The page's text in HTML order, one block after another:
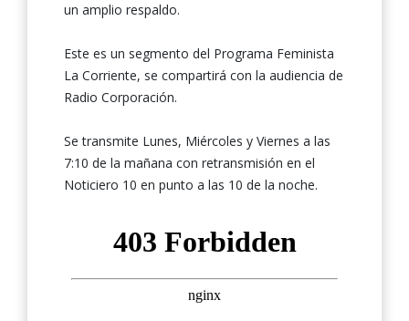
un amplio respaldo.
Este es un segmento del Programa Feminista
La Corriente, se compartirá con la audiencia de
Radio Corporación.
Se transmite Lunes, Miércoles y Viernes a las
7:10 de la mañana con retransmisión en el
Noticiero 10 en punto a las 10 de la noche.